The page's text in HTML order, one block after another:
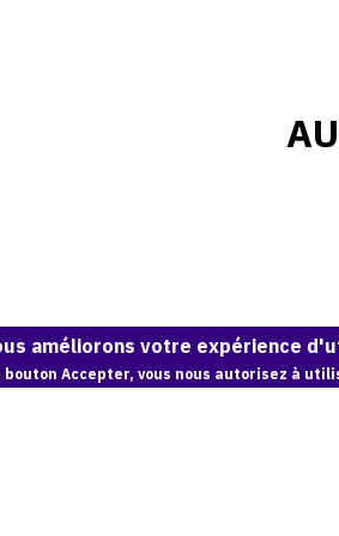
améliorons votre expérience
Accepter, vous nous autorisez à